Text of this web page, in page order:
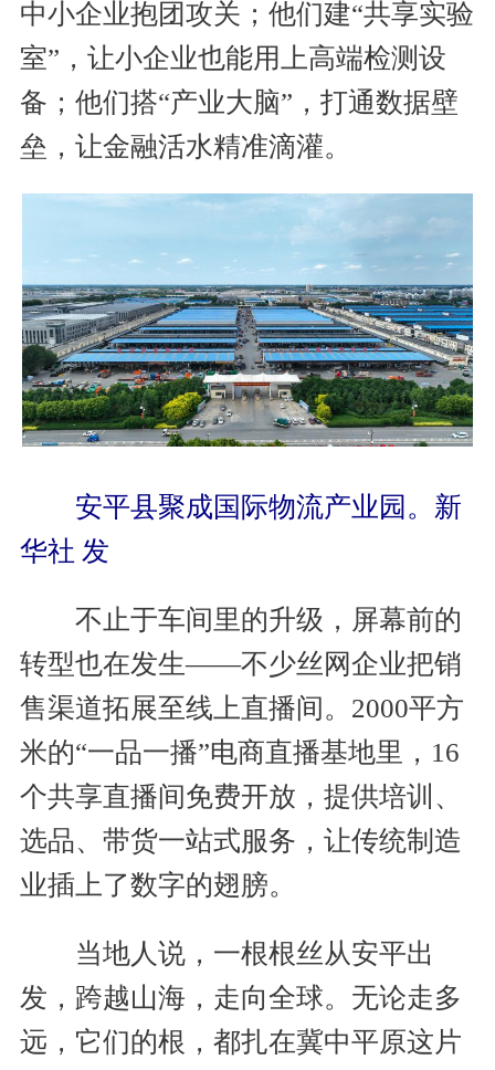
中小企业抱团攻关；他们建“共享实验
室”，让小企业也能用上高端检测设
备；他们搭“产业大脑”，打通数据壁
垒，让金融活水精准滴灌。
安平县聚成国际物流产业园。新
华社 发
不止于车间里的升级，屏幕前的
转型也在发生——不少丝网企业把销
售渠道拓展至线上直播间。2000平方
米的“一品一播”电商直播基地里，16
个共享直播间免费开放，提供培训、
选品、带货一站式服务，让传统制造
业插上了数字的翅膀。
当地人说，一根根丝从安平出
发，跨越山海，走向全球。无论走多
远，它们的根，都扎在冀中平原这片